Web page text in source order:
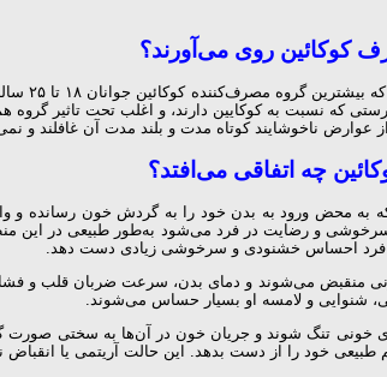
کوکائین روی می‌آورند؟
که نسبت به کوکایین دارند، و اغلب تحت تاثیر
از عوارض ناخوشایند کوتاه مدت و بلند مدت آن غافلند و
چه اتفاقی می‌افتد؟
محض ورود به بدن خود را به گردش خون رسانده و
و رضایت در فرد می‌شود به‌طور طبیعی در این
به فرد احساس خشنودی و سرخوشی زیادی دست دهد.
منقبض می‌شوند و دمای بدن، سرعت ضربان قلب و فشار
شنوایی و لامسه او بسیار حساس می‌شوند.
تنگ شوند و جریان خون در آن‌ها به سختی صورت
خود را از دست بدهد. این حالت آریتمی یا